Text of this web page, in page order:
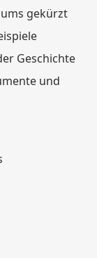
gekürzt
Geschichte
und